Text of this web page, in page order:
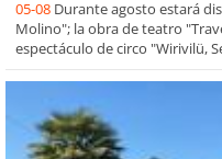
05-08 Durante agosto estará
Molino"; la obra de teatro
espectáculo de circo "Wirivilü,